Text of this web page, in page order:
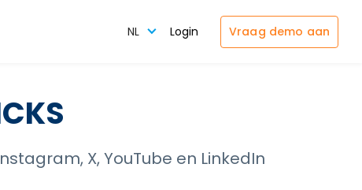
NL Login Vraag demo aan
X, YouTube en LinkedIn